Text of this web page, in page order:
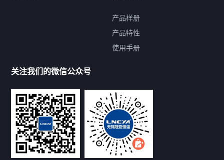
提交您的需求，免费获取产品资料
--亦可拨打我们的24小时服务咨询热线--
13912479193
产品样册
产品特性
使用手册
关注我们的微信公众号